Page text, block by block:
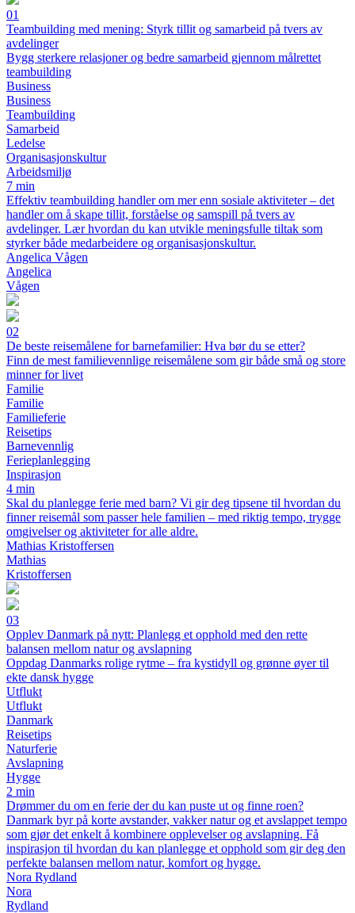
01
Teambuilding med mening: Styrk tillit og samarbeid på tvers av
avdelinger
Bygg sterkere relasjoner og bedre samarbeid gjennom målrettet
teambuilding
Business
Business
Teambuilding
Samarbeid
Ledelse
Organisasjonskultur
Arbeidsmiljø
7 min
Effektiv teambuilding handler om mer enn sosiale aktiviteter – det
handler om å skape tillit, forståelse og samspill på tvers av
avdelinger. Lær hvordan du kan utvikle meningsfulle tiltak som
styrker både medarbeidere og organisasjonskultur.
Angelica Vågen
Angelica
Vågen
02
De beste reisemålene for barnefamilier: Hva bør du se etter?
Finn de mest familievennlige reisemålene som gir både små og store
minner for livet
Familie
Familie
Familieferie
Reisetips
Barnevennlig
Ferieplanlegging
Inspirasjon
4 min
Skal du planlegge ferie med barn? Vi gir deg tipsene til hvordan du
finner reisemål som passer hele familien – med riktig tempo, trygge
omgivelser og aktiviteter for alle aldre.
Mathias Kristoffersen
Mathias
Kristoffersen
03
Opplev Danmark på nytt: Planlegg et opphold med den rette
balansen mellom natur og avslapning
Oppdag Danmarks rolige rytme – fra kystidyll og grønne øyer til
ekte dansk hygge
Utflukt
Utflukt
Danmark
Reisetips
Naturferie
Avslapning
Hygge
2 min
Drømmer du om en ferie der du kan puste ut og finne roen?
Danmark byr på korte avstander, vakker natur og et avslappet tempo
som gjør det enkelt å kombinere opplevelser og avslapning. Få
inspirasjon til hvordan du kan planlegge et opphold som gir deg den
perfekte balansen mellom natur, komfort og hygge.
Nora Rydland
Nora
Rydland